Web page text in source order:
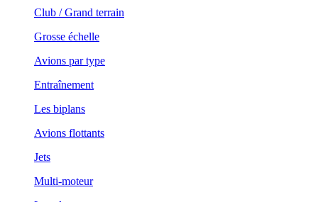
Club / Grand terrain
Grosse échelle
Avions par type
Entraînement
Les biplans
Avions flottants
Jets
Multi-moteur